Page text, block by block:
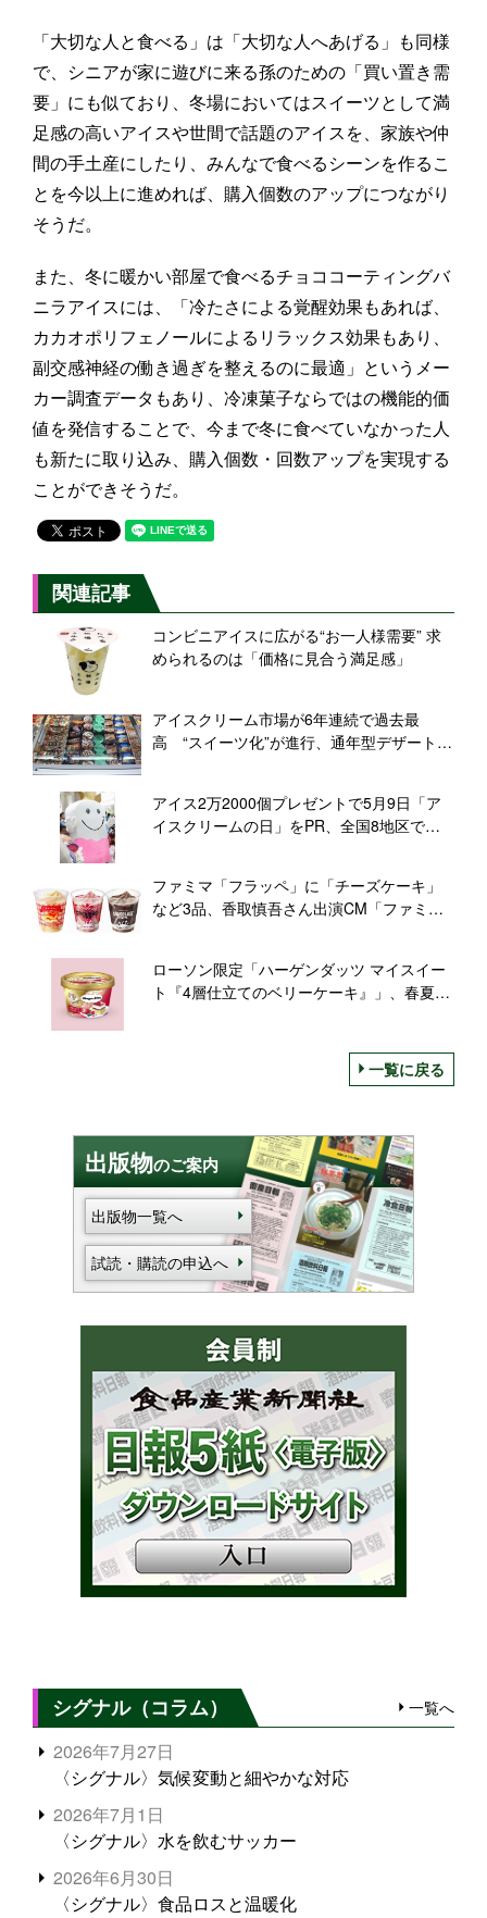
「大切な人と食べる」は「大切な人へあげる」も同様
で、シニアが家に遊びに来る孫のための「買い置き需
要」にも似ており、冬場においてはスイーツとして満
足感の高いアイスや世間で話題のアイスを、家族や仲
間の手土産にしたり、みんなで食べるシーンを作るこ
とを今以上に進めれば、購入個数のアップにつながり
そうだ。
また、冬に暖かい部屋で食べるチョココーティングバ
ニラアイスには、「冷たさによる覚醒効果もあれば、
カカオポリフェノールによるリラックス効果もあり、
副交感神経の働き過ぎを整えるのに最適」というメー
カー調査データもあり、冷凍菓子ならではの機能的価
値を発信することで、今まで冬に食べていなかった人
も新たに取り込み、購入個数・回数アップを実現する
ことができそうだ。
関連記事
コンビニアイスに広がる“お一人様需要” 求
められるのは「価格に見合う満足感」
アイスクリーム市場が6年連続で過去最
高 “スイーツ化”が進行、通年型デザートと
アイス2万2000個プレゼントで5月9日「ア
イスクリームの日」をPR、全国8地区で
ファミマ「フラッペ」に「チーズケーキ」
など3品、香取慎吾さん出演CM「ファミマ
ローソン限定「ハーゲンダッツ マイスイー
ト『4層仕立てのベリーケーキ』」、春夏人
一覧に戻る
出版物のご案内
出版物一覧へ
試読・購読の申込へ
シグナル（コラム） 一覧へ
2026年7月27日
〈シグナル〉気候変動と細やかな対応
2026年7月1日
〈シグナル〉水を飲むサッカー
2026年6月30日
〈シグナル〉食品ロスと温暖化